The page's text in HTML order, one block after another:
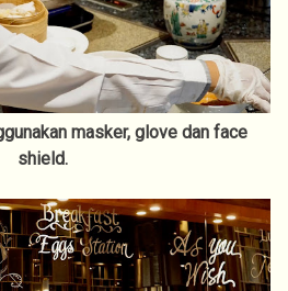
masker, glove dan face
shield.